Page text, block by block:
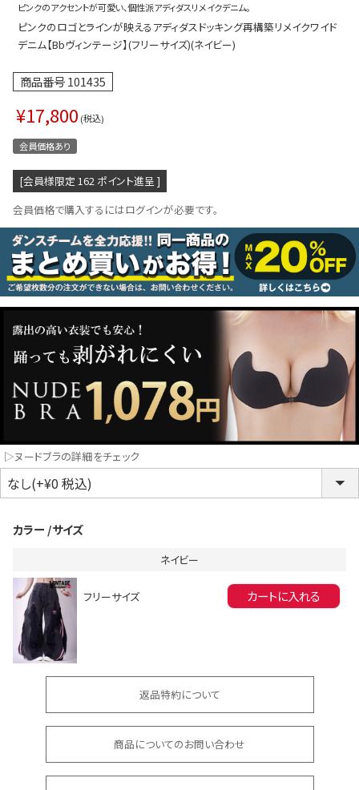
アップ
ース
インワン／サロペット
ラ・ニップレス
LINE連携でクーポンもらえる!!
同一商品まとめ買いキャンペーン
浴衣
コスプレ
クリスマス
ピンクのアクセントが可愛い、個性派アディダスリメイクデニム。
ピンクのロゴとラインが映えるアディダスドッキング再構築リメイクワイド
デニム【Bbヴィンテージ】(フリーサイズ)(ネイビー)
商品番号101435
¥17,800 税込
会員価格あり
[会員様限定 162 ポイント進呈 ]
会員価格で購入するにはログインが必要です。
▷ヌードブラの詳細をチェック
カラー サイズ
ネイビー
フリーサイズ カートに入れる
返品特約について
商品についてのお問い合わせ